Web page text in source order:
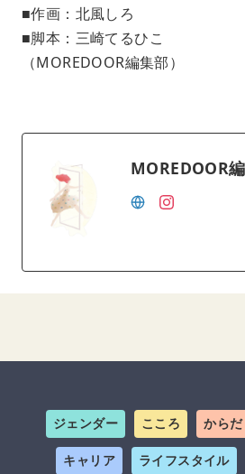
■作画：北風しろ
■脚本：三崎てるひこ
（MOREDOOR編集部）
MOREDOOR
ジェンダー こころ からだ
キャリア ライフスタイル